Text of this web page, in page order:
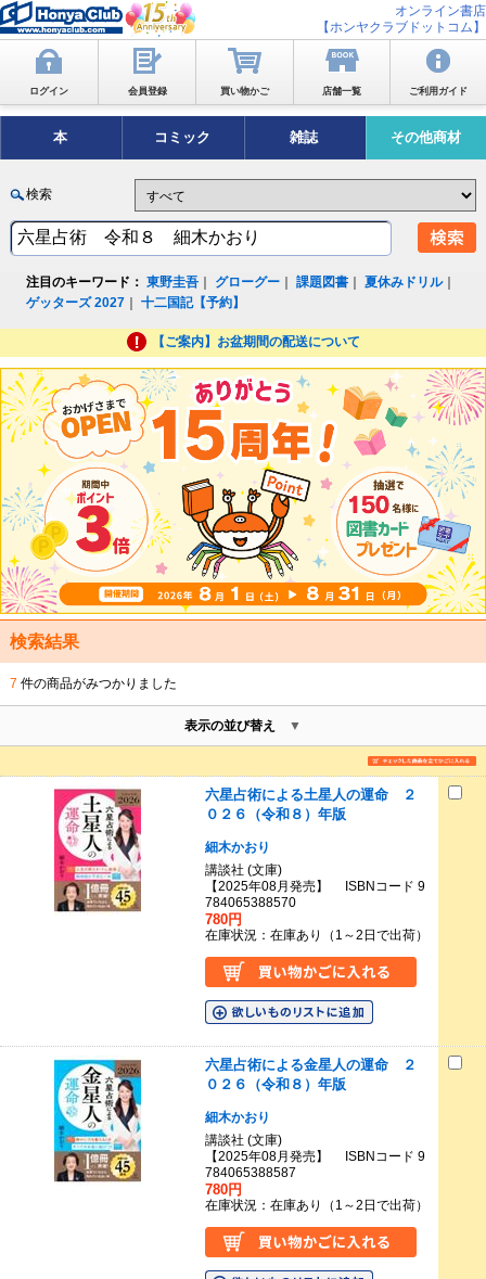
オンライン書店
【ホンヤクラブドットコム】
ログイン 会員登録 買い物かご 店舗一覧 ご利用ガイド
本 コミック 雑誌 その他商材
検索
注目のキーワード： 東野圭吾 グローグー ｜課題図書 ｜夏休みドリル｜
ゲッターズ 2027 ｜十二国記【予約】
【ご案内】お盆期間の配送について
検索結果
7 件の商品がみつかりました
表示の並び替え
六星占術による土星人の運命 ２
０２６（令和８）年版
細木かおり
講談社 (文庫)
【2025年08月発売】 ISBNコード 9
784065388570
780円
在庫状況：在庫あり（1～2日で出荷）
六星占術による金星人の運命 ２
０２６（令和８）年版
細木かおり
講談社 (文庫)
【2025年08月発売】 ISBNコード 9
784065388587
780円
在庫状況：在庫あり（1～2日で出荷）